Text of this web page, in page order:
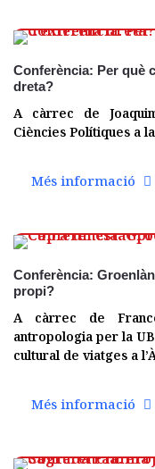
Conferència: Per què
dreta?
A càrrec de
Ciències Polítiques a
Més informació
Conferència:
propi?
A càrrec de
antropologia per la
cultural de viatges a
Més informació